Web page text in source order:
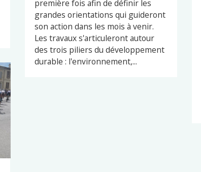
première fois afin de définir les
grandes orientations qui guideront
son action dans les mois à venir.
Les travaux s'articuleront autour
des trois piliers du développement
durable : l'environnement,...